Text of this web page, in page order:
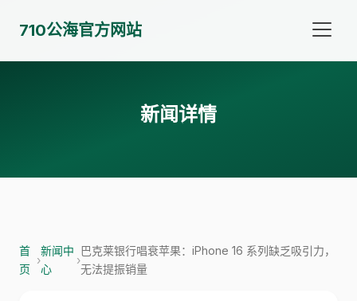
710公海官方网站
新闻详情
首
页
›
新闻中
心
›
巴克莱银行唱衰苹果：iPhone 16 系列缺乏吸引力，
无法提振销量